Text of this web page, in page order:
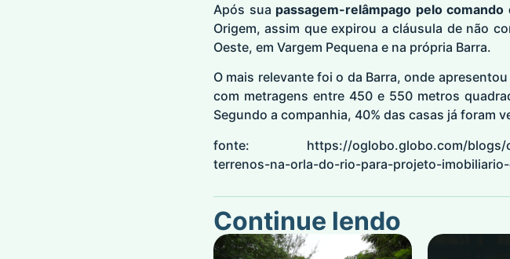
Após sua passagem-relâmpago pelo comando
Origem, assim que expirou a cláusula de não
Oeste, em Vargem Pequena e na própria Barra.
O mais relevante foi o da Barra, onde
com metragens entre 450 e 550 metros
Segundo a companhia, 40% das casas já foram
fonte: https://oglobo.globo.com/
terrenos-na-orla-do-rio-para-projeto-
Continue lendo